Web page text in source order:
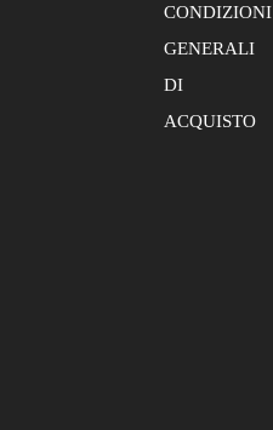
CONDIZIONI
GENERALI
DI
ACQUISTO